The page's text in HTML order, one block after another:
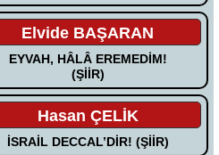
Elvide BAŞARAN
EYVAH, HÂLÂ EREMEDİM!
(ŞİİR)
Hasan ÇELİK
İSRAİL DECCAL’DİR! (ŞİİR)